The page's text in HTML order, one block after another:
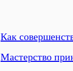
Как
Мастерство